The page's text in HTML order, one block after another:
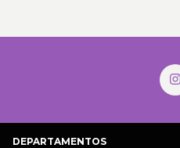
DEPARTAMENTOS